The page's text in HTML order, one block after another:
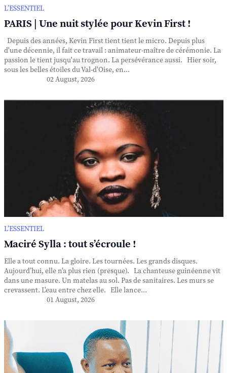
L’ESSENTIEL
PARIS | Une nuit stylée pour Kevin First !
Depuis des années, Kevin First tient tient le micro. Depuis plus
d'une décennie, il fait ce travail : animateur-maître de cérémonie. La
passion le tient jusqu'au trognon. La persévérance aussi. Hier soir,
sous les belles étoiles du Val-d'Oise, en...
02 August, 2026
L’ESSENTIEL
Maciré Sylla : tout s’écroule !
Elle a tout connu. La gloire. Les tournées. Les grands disques.
Aujourd’hui, elle n’a plus rien (presque). La chanteuse guinéenne vit
dans une masure. Un matelas au sol. Pas de sanitaires. Les murs se
crevassent. L'eau entre chez elle. Elle lance...
01 August, 2026